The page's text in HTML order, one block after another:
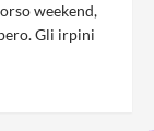
weekend,
Gli irpini